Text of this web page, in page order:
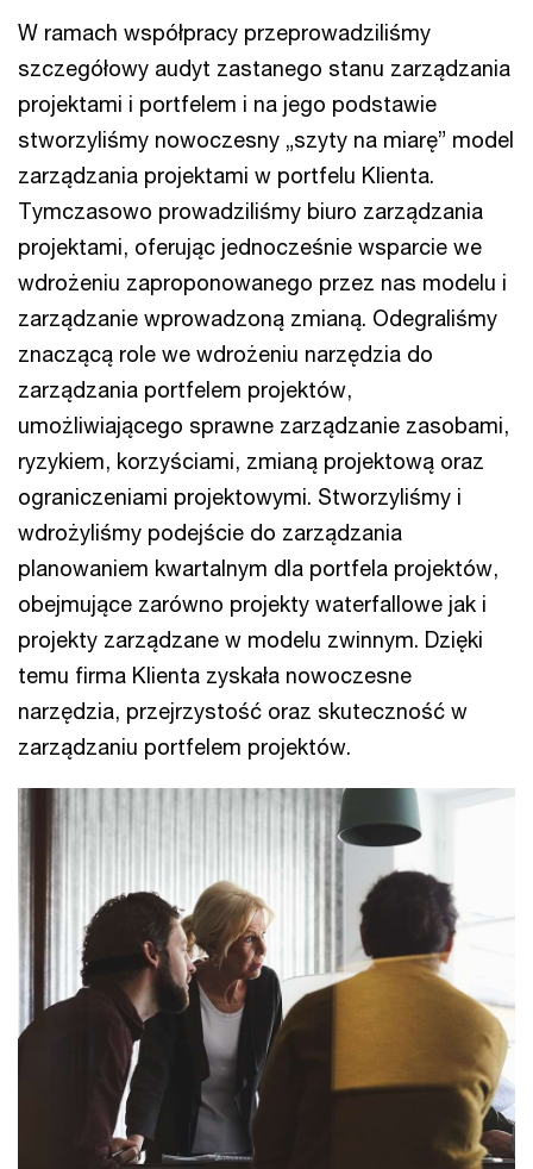
W ramach współpracy przeprowadziliśmy
szczegółowy audyt zastanego stanu zarządzania
projektami i portfelem i na jego podstawie
stworzyliśmy nowoczesny „szyty na miarę” model
zarządzania projektami w portfelu Klienta.
Tymczasowo prowadziliśmy biuro zarządzania
projektami, oferując jednocześnie wsparcie we
wdrożeniu zaproponowanego przez nas modelu i
zarządzanie wprowadzoną zmianą. Odegraliśmy
znaczącą role we wdrożeniu narzędzia do
zarządzania portfelem projektów,
umożliwiającego sprawne zarządzanie zasobami,
ryzykiem, korzyściami, zmianą projektową oraz
ograniczeniami projektowymi. Stworzyliśmy i
wdrożyliśmy podejście do zarządzania
planowaniem kwartalnym dla portfela projektów,
obejmujące zarówno projekty waterfallowe jak i
projekty zarządzane w modelu zwinnym. Dzięki
temu firma Klienta zyskała nowoczesne
narzędzia, przejrzystość oraz skuteczność w
zarządzaniu portfelem projektów.